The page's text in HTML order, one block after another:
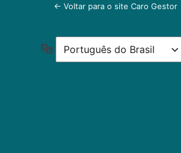
← Voltar para o site Caro Gestor
Idioma